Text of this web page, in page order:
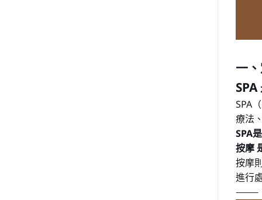
一
SPA
療法
SPA
按摩
按摩
進行
⸻